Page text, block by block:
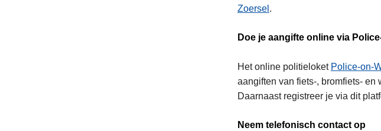
Zoersel .
Doe je aangifte online via
Het online politieloket Police-on-
aangiften van fiets-, bromfiets-
Daarnaast registreer je via dit
Neem telefonisch contact op